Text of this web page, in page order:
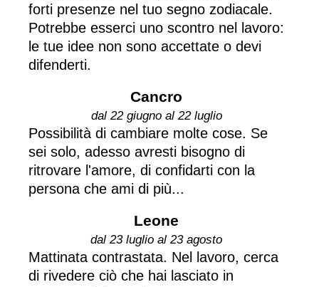
forti presenze nel tuo segno zodiacale.
Potrebbe esserci uno scontro nel lavoro:
le tue idee non sono accettate o devi
difenderti.
Cancro
dal 22 giugno al 22 luglio
Possibilità di cambiare molte cose. Se
sei solo, adesso avresti bisogno di
ritrovare l'amore, di confidarti con la
persona che ami di più...
Leone
dal 23 luglio al 23 agosto
Mattinata contrastata. Nel lavoro, cerca
di rivedere ciò che hai lasciato in